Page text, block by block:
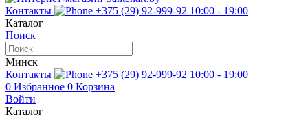
Контакты +375 (29) 92-999-92 10:00 - 19:00
Каталог
Поиск
Минск
Контакты
+375 (29) 92-999-92 10:00 - 19:00
0 Избранное 0 Корзина
Войти
Каталог